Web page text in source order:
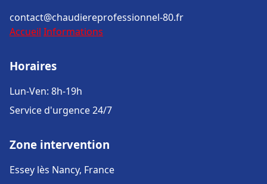
contact@chaudiereprofessionnel-80.fr
Accueil Informations
Horaires
Lun-Ven: 8h-19h
Service d'urgence 24/7
Zone intervention
Essey lès Nancy, France